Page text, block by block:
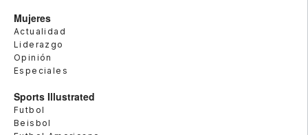
Mujeres
Actualidad
Liderazgo
Opinión
Especiales
Sports Illustrated
Futbol
Beisbol